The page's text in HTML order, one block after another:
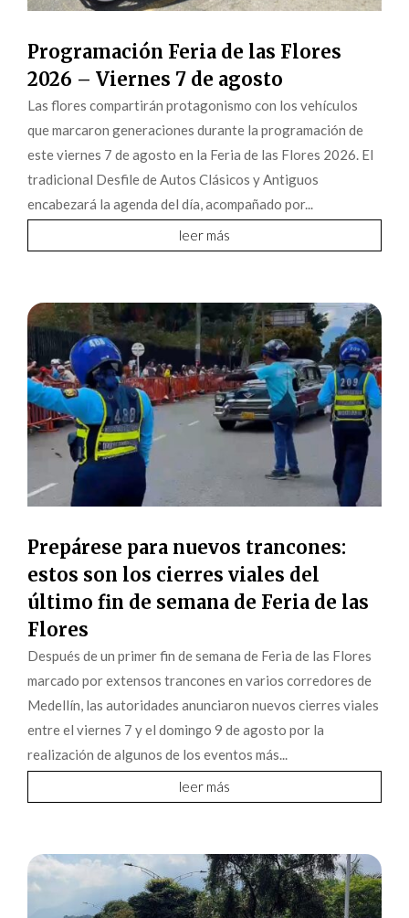
Programación Feria de las Flores
2026 – Viernes 7 de agosto
Las flores compartirán protagonismo con los vehículos
que marcaron generaciones durante la programación de
este viernes 7 de agosto en la Feria de las Flores 2026. El
tradicional Desfile de Autos Clásicos y Antiguos
encabezará la agenda del día, acompañado por...
leer más
Prepárese para nuevos trancones:
estos son los cierres viales del
último fin de semana de Feria de las
Flores
Después de un primer fin de semana de Feria de las Flores
marcado por extensos trancones en varios corredores de
Medellín, las autoridades anunciaron nuevos cierres viales
entre el viernes 7 y el domingo 9 de agosto por la
realización de algunos de los eventos más...
leer más